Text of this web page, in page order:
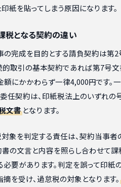
紙を貼ってしまう原因になります。
税となる契約の違い
の完成を目的とする請負契約は第2
的取引の基本契約であれば第7号文
にかかわらず一律4,000円です。
任契約は、印紙税法上のいずれの
文書となります。
対象を判定する責任は、契約当事者
書の文言と内容を照らし合わせて
要があります。判定を誤って印紙
を受け、過怠税の対象となります。